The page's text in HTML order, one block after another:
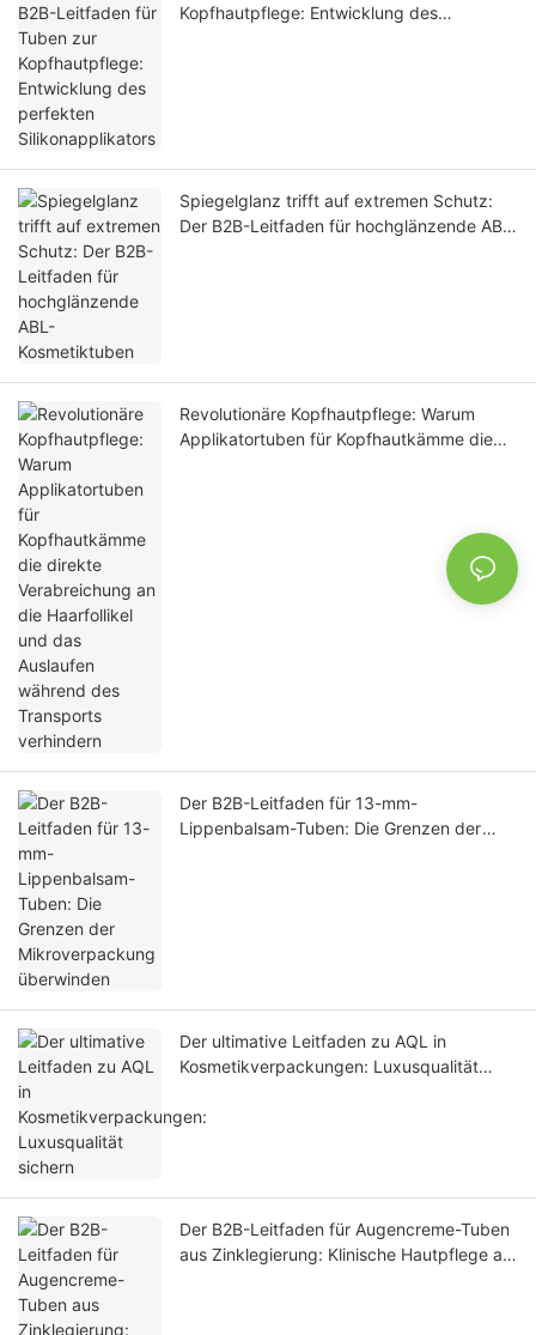
Kopfhautpflege: Entwicklung des
Spiegelglanz trifft auf extremen Schutz:
Der B2B-Leitfaden für hochglänzende ABL-
Revolutionäre Kopfhautpflege: Warum
Applikatortuben für Kopfhautkämme die
Der B2B-Leitfaden für 13-mm-
Lippenbalsam-Tuben: Die Grenzen der
Der ultimative Leitfaden zu AQL in
Kosmetikverpackungen: Luxusqualität
Der B2B-Leitfaden für Augencreme-Tuben
aus Zinklegierung: Klinische Hautpflege auf